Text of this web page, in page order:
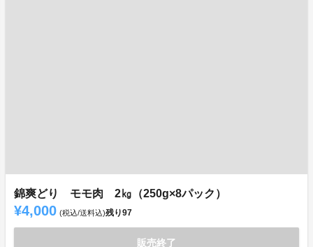
錦爽どり モモ肉 2㎏（250g×8パック）
¥4,000 (税込/送料込)残り97
販売終了